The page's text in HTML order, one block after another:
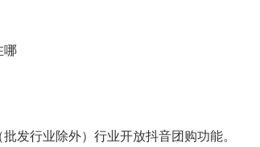
哪
发行业除外）行业开放抖音团购功能。